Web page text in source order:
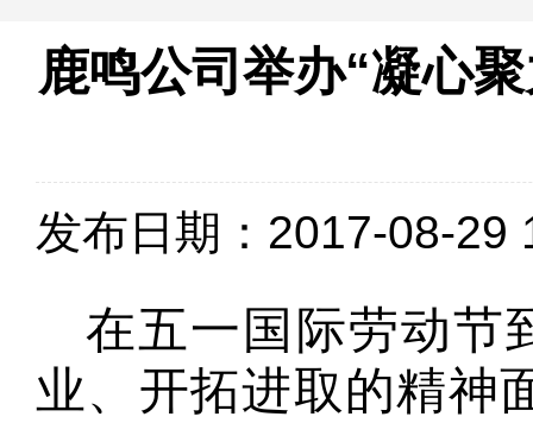
鹿鸣公司举办“凝心
发布日期：2017-08-29
在五一国际劳动节
业、开拓进取的精神